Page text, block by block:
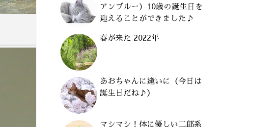
アンブルー）10歳の誕生日を
迎えることができました♪
春が来た 2022年
あおちゃんに逢いに（今日は
誕生日だね♪）
マシマシ！体に優しい二郎系